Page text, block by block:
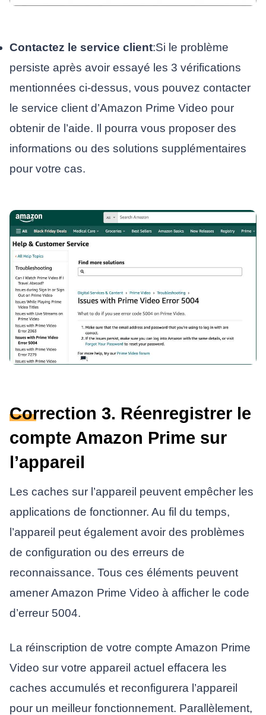
Contactez le service client:Si le problème
persiste après avoir essayé les 3 vérifications
mentionnées ci-dessus, vous pouvez contacter
le service client d’Amazon Prime Video pour
obtenir de l’aide. Il pourra vous proposer des
informations ou des solutions supplémentaires
pour votre cas.
Correction 3. Réenregistrer le
compte Amazon Prime sur
l’appareil
Les caches sur l’appareil peuvent empêcher les
applications de fonctionner. Au fil du temps,
l’appareil peut également avoir des problèmes
de configuration ou des erreurs de
reconnaissance. Tous ces éléments peuvent
amener Amazon Prime Video à afficher le code
d’erreur 5004.
La réinscription de votre compte Amazon Prime
Video sur votre appareil actuel effacera les
caches accumulés et reconfigurera l’appareil
pour un meilleur fonctionnement. Parallèlement,